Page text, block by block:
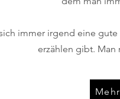
immer irgend eine gute
erzählen gibt. Man